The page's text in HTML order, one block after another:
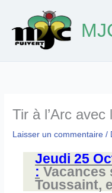
contenu
Tir à l’Arc avec
Laisser un commentaire /
Jeudi 25
: Vacances
Toussaint,